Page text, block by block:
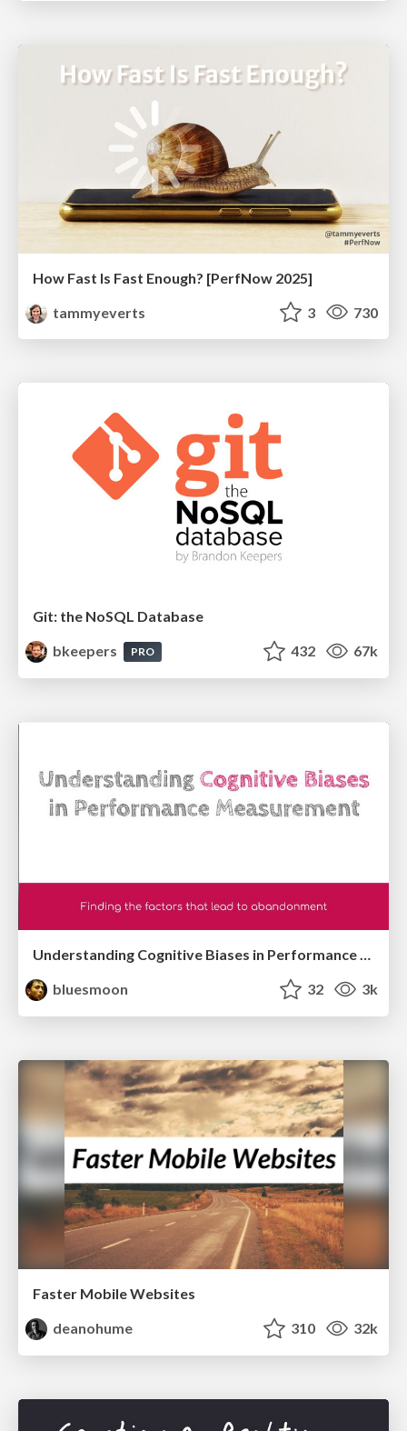
How Fast Is Fast Enough? [PerfNow 2025]
tammyeverts
3 730
Git: the NoSQL Database
bkeepers
PRO 432 67k
Understanding Cognitive Biases in Performance Measurement
bluesmoon
32 3k
Faster Mobile Websites
deanohume
310 32k